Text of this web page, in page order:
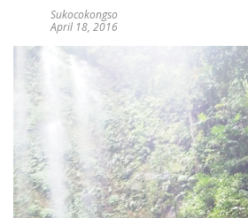
Sukocokongso
April 18, 2016